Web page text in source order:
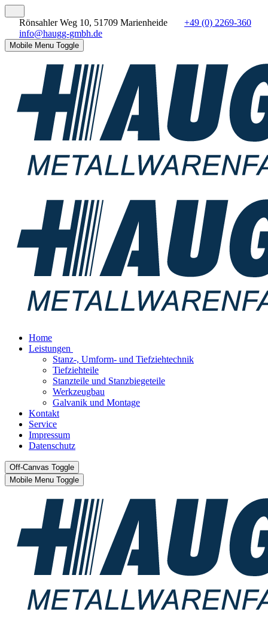
Rönsahler Weg 10, 51709 Marienheide
+49 (0) 2269-360
info@haugg-gmbh.de
Mobile Menu Toggle
Home
Leistungen
Stanz-, Umform- und Tiefziehtechnik
Tiefziehteile
Stanzteile und Stanzbiegeteile
Werkzeugbau
Galvanik und Montage
Kontakt
Service
Impressum
Datenschutz
Off-Canvas Toggle
Mobile Menu Toggle